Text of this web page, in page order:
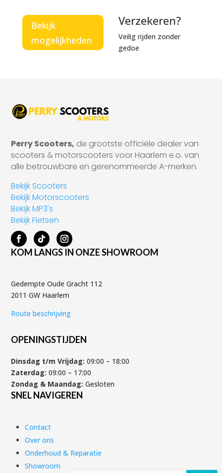
Verzekeren?
Veilig rijden zonder
gedoe
Bekijk
mogelijkheden
Perry Scooters, de grootste officiële dealer van
scooters & motorscooters voor Haarlem e.o. van
alle betrouwbare en gerenommeerde A-merken.
Bekijk Scooters
Bekijk Motorscooters
Bekijk MP3's
Bekijk Fietsen
KOM LANGS IN ONZE SHOWROOM
Gedempte Oude Gracht 112
2011 GW Haarlem
Route beschrijving
OPENINGSTIJDEN
Dinsdag t/m Vrijdag: 09:00 – 18:00
Zaterdag: 09:00 – 17:00
Zondag & Maandag: Gesloten
SNEL NAVIGEREN
Contact
Over ons
Onderhoud & Reparatie
Showroom